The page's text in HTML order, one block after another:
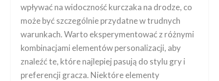
wpływać na widoczność kurczaka na drodze, co
może być szczególnie przydatne w trudnych
warunkach. Warto eksperymentować z różnymi
kombinacjami elementów personalizacji, aby
znaleźć te, które najlepiej pasują do stylu gry i
preferencji gracza. Niektóre elementy